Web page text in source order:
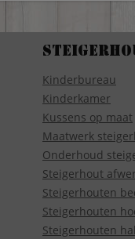
Kinderbureau
Kinderkamer
Kussens op maat
Maatwerk
Onderhoud
Steigerhout
Steigerhouten
Steigerhouten
Steigerhouten